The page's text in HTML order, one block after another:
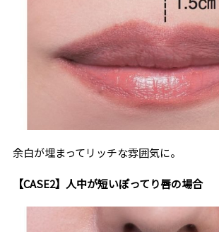
余白が埋まってリッチな雰囲気に。
【CASE2】人中が短いぽってり唇の場合